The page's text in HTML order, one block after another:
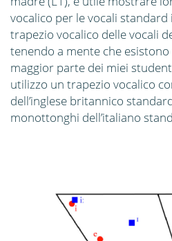
vocalico per le vocali standard
trapezio vocalico delle vocali
tenendo a mente che
maggior parte dei miei
utilizzo un trapezio vocalico
dell’inglese britannico
monottonghi dell’italiano